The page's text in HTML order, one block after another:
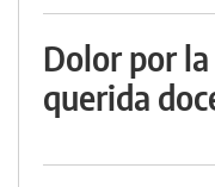
Dolor por
querida